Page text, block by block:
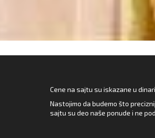
Cene na sajtu su iskazane u
Nastojimo da budemo što
sajtu su deo naše ponude i ne